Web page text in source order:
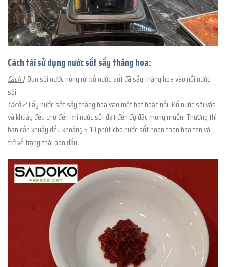
Cách tái sử dụng nước sốt sấy thăng hoa:
Cách 1:Đun sôi nước nóng rồi bỏ nước sốt đã sấy thăng hoa vào nồi nước
sôi.
Cách 2: Lấy nước sốt sấy thăng hoa vào một bát hoặc nồi. Đổ nước sôi vào
và khuấy đều cho đến khi nước sốt đạt đến độ đặc mong muốn. Thường thì
bạn cần khuấy đều khoảng 5-10 phút cho nước sốt hoàn toàn hòa tan và
trở về trạng thái ban đầu.